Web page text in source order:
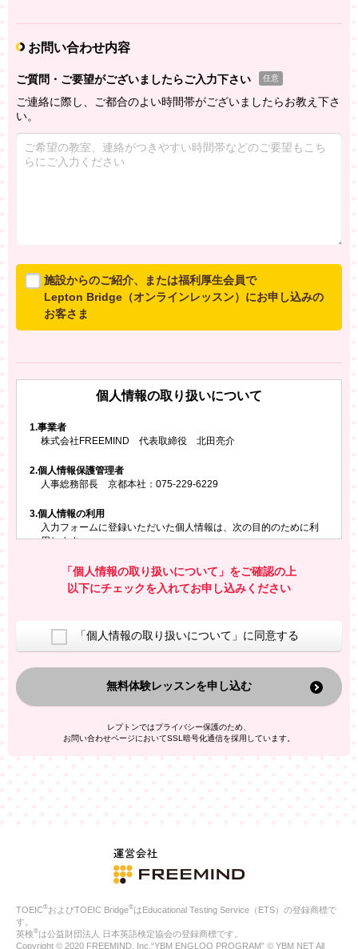
お問い合わせ内容
ご質問・ご要望がございましたらご入力下さい 任意
ご連絡に際し、ご都合のよい時間帯がございましたらお教え下さ
い。
施設からのご紹介、または福利厚生会員で
Lepton Bridge（オンラインレッスン）にお申し込みの
お客さま
いいたします。
※ご兄弟姉妹など複数でお申し込みの場合、お一人ず
所属施設名・会員番号またはクーポンコード
所属施設名
会員番号またはクーポンコード
個人情報の取り扱いについて
1.事業者
株式会社FREEMIND 代表取締役 北田亮介
2.個人情報保護管理者
人事総務部長 京都本社：075-229-6229
3.個人情報の利用
入力フォームに登録いただいた個人情報は、次の目的のために利
用します。
お問い合わせにお答えするため
レプトンのキャンペーンや新商品（新サービス）、新規開講教
室等をご案内するため
換した上で、広告・宣伝・販売促進活動に役立てること
上記の利用目的のために第三者へ提供すること
なお、この利用目的を超えた個人情報の取扱いは行いません。ま
た、これ以外の目的で個人情報を利用することはありません。
人情報を、本人が特定されないデータに不可逆変換した上で第三
者広告配信事業者においてマッチングを行い、その結果に基づい
ご本人の同意がある場合
法令に基づく場合
人の生命、身体または財産の保護のために必要がある場合であ
公衆衛生の向上または児童の健全な育成の推進のために特に必
合
「個人情報の取り扱いについて」をご確認の上
以下にチェックを入れてお申し込みください
「個人情報の取り扱いについて」に同意する
無料体験レッスンを申し込む
レプトンではプライバシー保護のため、
お問い合わせページにおいてSSL暗号化通信を採用しています。
TOEIC®およびTOEIC Bridge®はEducational Testing Service（ETS）の登録商標で
す。
英検®は公益財団法人 日本英語検定協会の登録商標です。
Copyright © 2020 FREEMIND, Inc.“YBM ENGLOO PROGRAM” © YBM NET All